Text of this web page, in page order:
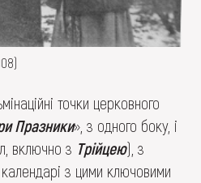
точки церковного
Празники», з одного боку, і
включно з Трійцею), з
з цими ключовими